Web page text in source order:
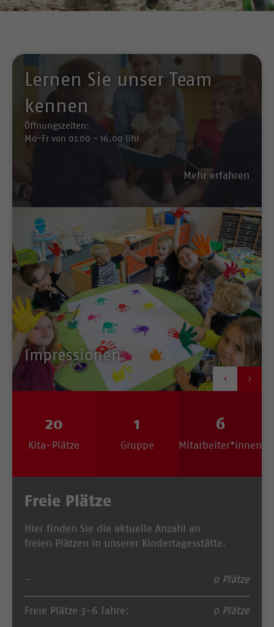
Lernen Sie unser Team
kennen
Öffnungszeiten:
Mo-Fr von 07.00 - 16.00 Uhr
Mehr erfahren
 
Impressionen
20
Kita-Plätze
1
Gruppe
6
Mitarbeiter*innen
Freie Plätze
Hier finden Sie die aktuelle Anzahl an
freien Plätzen in unserer Kindertagesstätte.
- 0 Plätze
Freie Plätze 3-6 Jahre: 0 Plätze